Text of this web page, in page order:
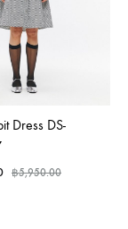
Dress DS-
฿5,950.00